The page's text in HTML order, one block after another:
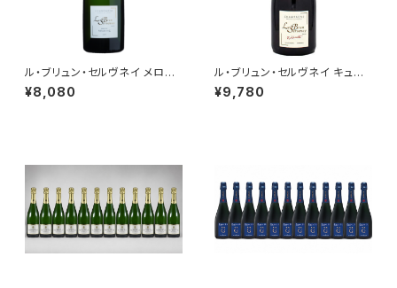
ル・ブリュン・セルヴネイ メロデ
ィ・アン・セー 750ml
¥8,080
ル・ブリュン・セルヴネイ キュヴ
ェ・エグズィラロント 2013 750
ml
¥9,780